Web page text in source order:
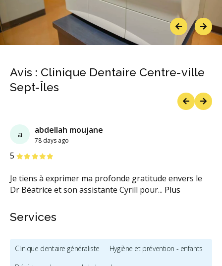
PreviousNext
Avis : Clinique Dentaire Centre-ville
Sept-Îles
a abdellah moujane
78 days ago
5 étoiles
Je tiens à exprimer ma profonde gratitude envers le
Dr Béatrice et son assistante Cyrill pour... Plus
étoiles
étoiles
étoiles
étoiles
Services
Clinique dentaire généraliste
Hygiène et prévention - enfants